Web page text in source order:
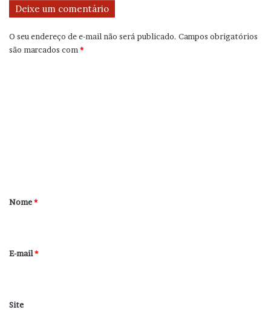
Deixe um comentário
O seu endereço de e-mail não será publicado. Campos obrigatórios
são marcados com*
r
*
Nome*
E-mail*
Site